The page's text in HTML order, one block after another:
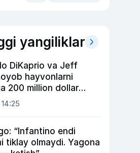
yangiliklar
DiKaprio va Jeff
hayvonlarni
200 million dollar
“Infantino endi
tiklay olmaydi. Yagona